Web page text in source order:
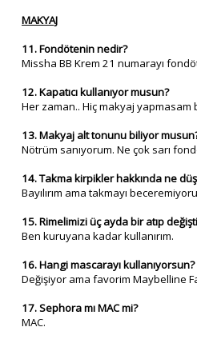
MAKYAJ
11. Fondötenin nedir?
Missha BB Krem 21 numarayı
12. Kapatıcı kullanıyor musun?
Her zaman.. Hiç makyaj yapmasam
13. Makyaj alt tonunu biliyor
Nötrüm sanıyorum. Ne çok sarı
14. Takma kirpikler hakkında ne
Bayılırım ama takmayı
15. Rimelimizi üç ayda bir atıp
Ben kuruyana kadar kullanırım.
16. Hangi mascarayı kullanıyorsun?
Değişiyor ama favorim Maybelline
17. Sephora mı MAC mi?
MAC.